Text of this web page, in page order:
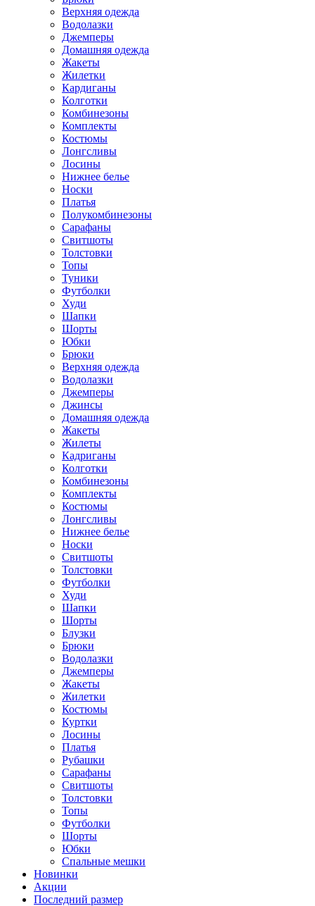
Верхняя одежда
Водолазки
Джемперы
Домашняя одежда
Жакеты
Жилетки
Кардиганы
Колготки
Комбинезоны
Комплекты
Костюмы
Лонгсливы
Лосины
Нижнее белье
Носки
Платья
Полукомбинезоны
Сарафаны
Свитшоты
Толстовки
Топы
Туники
Футболки
Худи
Шапки
Шорты
Юбки
Брюки
Верхняя одежда
Водолазки
Джемперы
Джинсы
Домашняя одежда
Жакеты
Жилеты
Кадриганы
Колготки
Комбинезоны
Комплекты
Костюмы
Лонгсливы
Нижнее белье
Носки
Свитшоты
Толстовки
Футболки
Худи
Шапки
Шорты
Блузки
Брюки
Водолазки
Джемперы
Жакеты
Жилетки
Костюмы
Куртки
Лосины
Платья
Рубашки
Сарафаны
Свитшоты
Толстовки
Топы
Футболки
Шорты
Юбки
Спальные мешки
Новинки
Акции
Последний размер